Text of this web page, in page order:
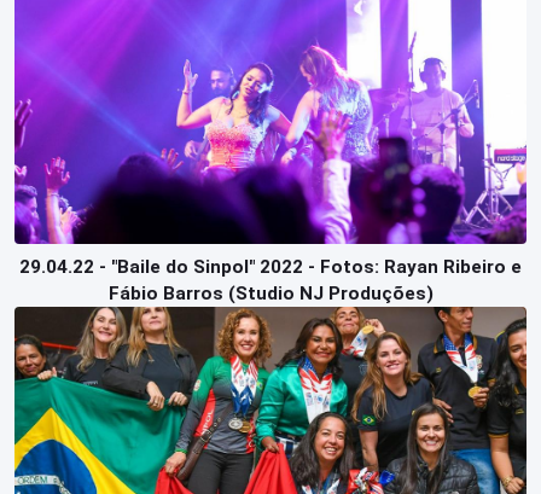
29.04.22 - "Baile do Sinpol" 2022 - Fotos: Rayan Ribeiro e
Fábio Barros (Studio NJ Produções)